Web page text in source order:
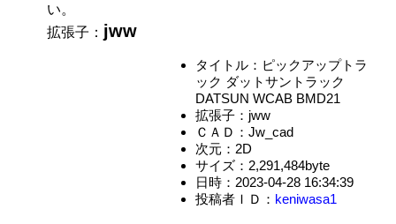
い。
拡張子： jww
タイトル：ピックアップトラ
ック ダットサントラック
DATSUN WCAB BMD21
拡張子：jww
ＣＡＤ：Jw_cad
次元：2D
サイズ：2,291,484byte
日時：2023-04-28 16:34:39
投稿者ＩＤ： keniwasa1